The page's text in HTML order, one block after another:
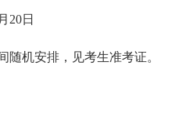
20日
随机安排，见考生准考证。